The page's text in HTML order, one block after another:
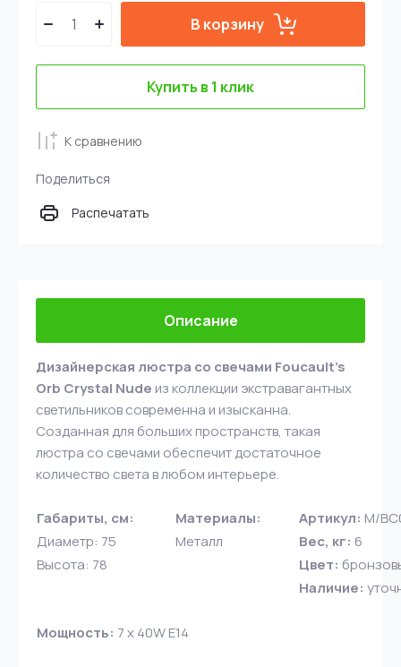
В корзину
Купить в 1 клик
К сравнению
Поделиться
Распечатать
Описание
Дизайнерская люстра со свечами Foucault's
Orb Crystal Nude из коллекции экстравагантных
светильников современна и изысканна.
Созданная для больших пространств, такая
люстра со свечами обеспечит достаточное
количество света в любом интерьере.
Габариты, см: Материалы: Артикул: M/
Диаметр: 75
Металл Вес, кг: 6
Высота: 78
Цвет:
Наличие:
Мощность: 7 x 40W E14